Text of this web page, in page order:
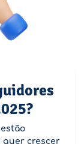
quer crescer